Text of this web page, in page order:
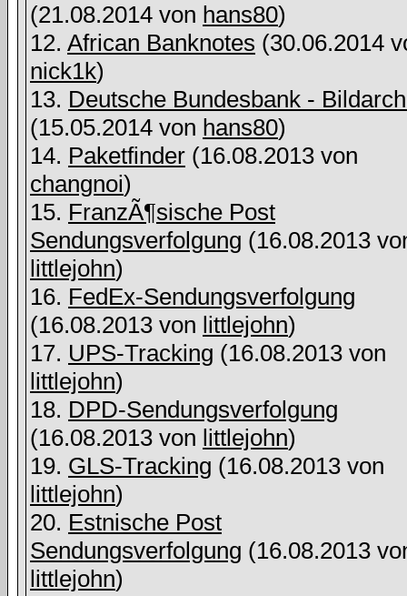
(21.08.2014 von hans80)
12. African Banknotes (30.06.2014
nick1k)
13. Deutsche Bundesbank -
(15.05.2014 von hans80)
14. Paketfinder (16.08.2013 von
changnoi)
15. FranzÃ¶sische Post
Sendungsverfolgung (16.08.2013
littlejohn)
16. FedEx-Sendungsverfolgung
(16.08.2013 von littlejohn)
17. UPS-Tracking (16.08.2013 von
littlejohn)
18. DPD-Sendungsverfolgung
(16.08.2013 von littlejohn)
19. GLS-Tracking (16.08.2013 von
littlejohn)
20. Estnische Post
Sendungsverfolgung (16.08.2013
littlejohn)